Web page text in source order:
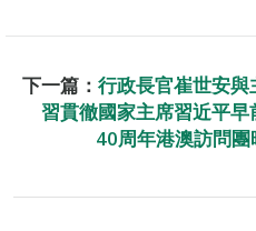
下一篇： 行政長官崔世安
習貫徹國家主席習近平
40周年港澳訪問團